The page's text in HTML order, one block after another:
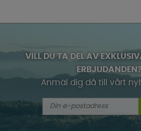
VILL DU TA DEL AV
Anmäl dig då till vårt